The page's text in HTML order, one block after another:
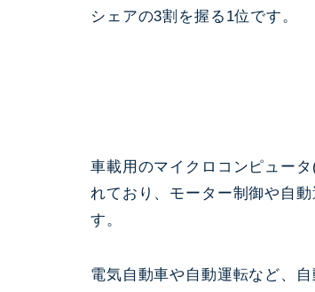
シェアの3割を握る1位です。
車載用のマイクロコンピュー
れており、モーター制御や自
す。
電気自動車や自動運転など、